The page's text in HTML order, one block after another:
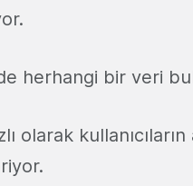
herhangi bir veri
olarak kullanıcıların